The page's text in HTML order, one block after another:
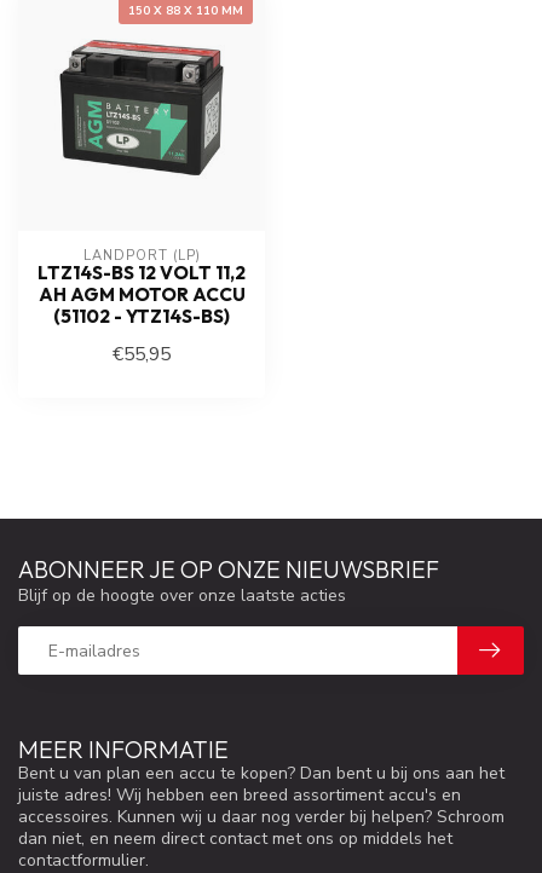
150 X 88 X 110 MM
LANDPORT (LP)
LTZ14S-BS 12 VOLT 11,2
AH AGM MOTOR ACCU
(51102 - YTZ14S-BS)
€55,95
MEER INFORMATIE
Bent u van plan een accu te kopen? Dan bent u bij ons aan het
juiste adres! Wij hebben een breed assortiment accu's en
accessoires. Kunnen wij u daar nog verder bij helpen? Schroom
dan niet, en neem direct contact met ons op middels het
contactformulier.
ABONNEER JE OP ONZE NIEUWSBRIEF
Blijf op de hoogte over onze laatste acties